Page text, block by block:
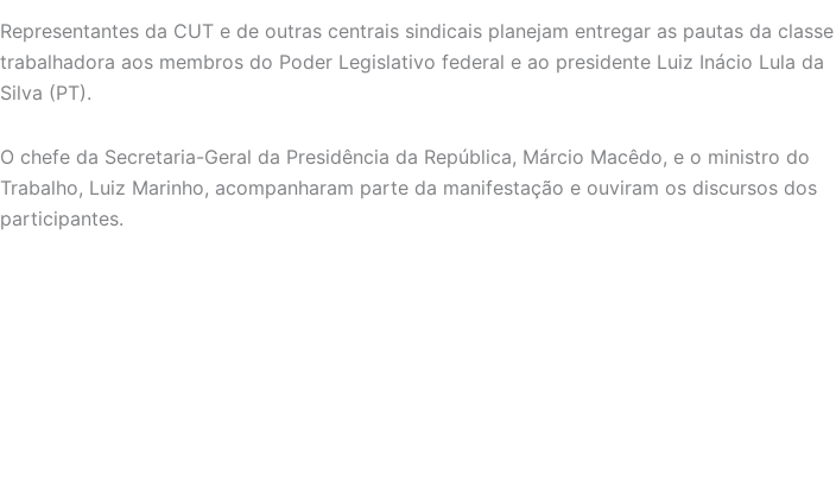
Representantes da CUT e de outras centrais sindicais planejam entregar as pautas da classe
trabalhadora aos membros do Poder Legislativo federal e ao presidente Luiz Inácio Lula da
Silva (PT).
O chefe da Secretaria-Geral da Presidência da República, Márcio Macêdo, e o ministro do
Trabalho, Luiz Marinho, acompanharam parte da manifestação e ouviram os discursos dos
participantes.